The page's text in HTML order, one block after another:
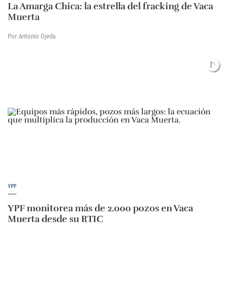
La Amarga Chica: la estrella del fracking de Vaca
Muerta
Por Antonio Ojeda
YPF
YPF monitorea más de 2.000 pozos en Vaca
Muerta desde su RTIC